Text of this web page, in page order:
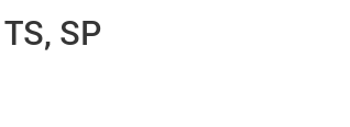
SP